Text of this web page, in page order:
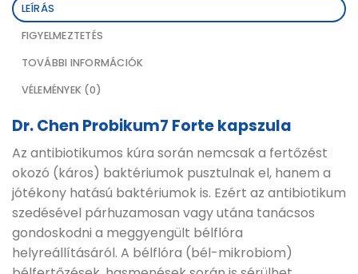
LEÍRÁS
FIGYELMEZTETÉS
TOVÁBBI INFORMÁCIÓK
VÉLEMÉNYEK (0)
Dr. Chen Probikum7 Forte kapszula
Az antibiotikumos kúra során nemcsak a fertőzést
okozó (káros) baktériumok pusztulnak el, hanem a
jótékony hatású baktériumok is. Ezért az antibiotikum
szedésével párhuzamosan vagy utána tanácsos
gondoskodni a meggyengült bélflóra
helyreállításáról. A bélflóra (bél-mikrobiom)